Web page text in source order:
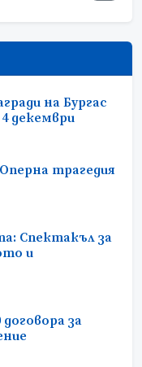
на Бургас
декември
трагедия
Спектакъл за
и
за